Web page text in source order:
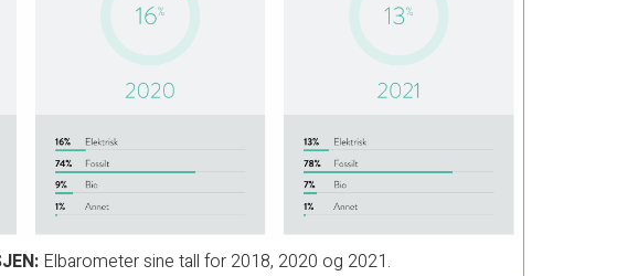
Elbarometer sine tall for 2018, 2020 og 2021.